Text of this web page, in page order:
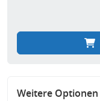
Weitere Optionen